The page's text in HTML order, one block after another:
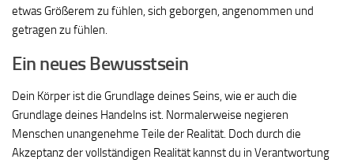
etwas Größerem zu fühlen, sich geborgen, angenommen und
getragen zu fühlen.
Ein neues Bewusstsein
Dein Körper ist die Grundlage deines Seins, wie er auch die
Grundlage deines Handelns ist. Normalerweise negieren
Menschen unangenehme Teile der Realität. Doch durch die
Akzeptanz der vollständigen Realität kannst du in Verantwortung